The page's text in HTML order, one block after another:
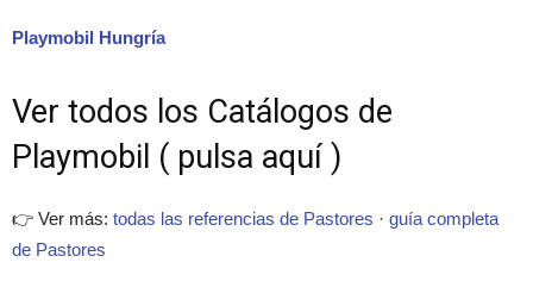
Playmobil Hungría
Ver todos los Catálogos de
Playmobil ( pulsa aquí )
👉 Ver más: todas las referencias de Pastores · guía completa
de Pastores